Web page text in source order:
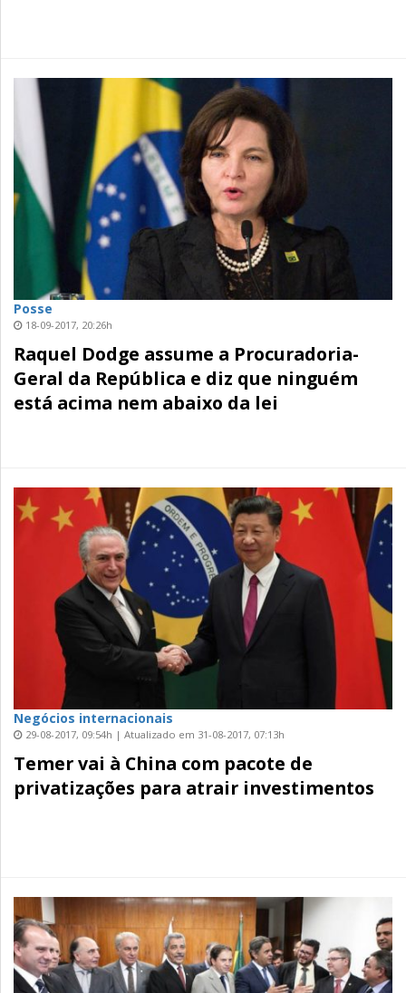
Posse
18-09-2017, 20:26h
Raquel Dodge assume a Procuradoria-
Geral da República e diz que ninguém
está acima nem abaixo da lei
Negócios internacionais
29-08-2017, 09:54h | Atualizado em 31-08-2017, 07:13h
Temer vai à China com pacote de
privatizações para atrair investimentos